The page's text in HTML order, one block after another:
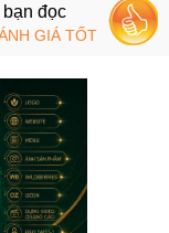
bạn đọc
GIÁ TỐT